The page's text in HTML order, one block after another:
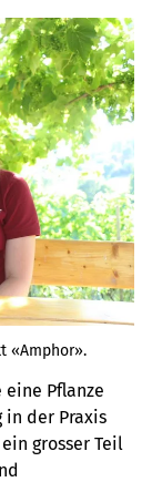
«Amphor».
eine Pflanze
der Praxis
grosser Teil